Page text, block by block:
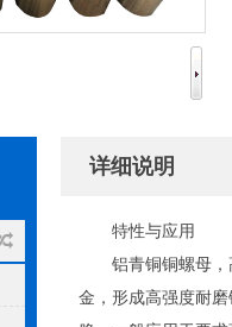
详细说明
特性与应用
铝青铜铜螺母
金，形成高强度耐